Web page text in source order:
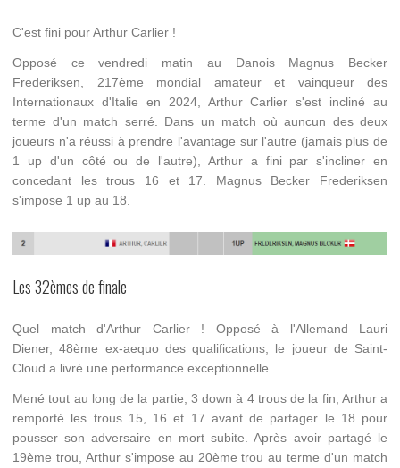
C'est fini pour Arthur Carlier !
Opposé ce vendredi matin au Danois Magnus Becker
Frederiksen, 217ème mondial amateur et vainqueur des
Internationaux d'Italie en 2024, Arthur Carlier s'est incliné au
terme d'un match serré. Dans un match où auncun des deux
joueurs n'a réussi à prendre l'avantage sur l'autre (jamais plus de
1 up d'un côté ou de l'autre), Arthur a fini par s'incliner en
concedant les trous 16 et 17. Magnus Becker Frederiksen
s'impose 1 up au 18.
Les 32èmes de finale
Quel match d'Arthur Carlier ! Opposé à l'Allemand Lauri
Diener, 48ème ex-aequo des qualifications, le joueur de Saint-
Cloud a livré une performance exceptionnelle.
Mené tout au long de la partie, 3 down à 4 trous de la fin, Arthur a
remporté les trous 15, 16 et 17 avant de partager le 18 pour
pousser son adversaire en mort subite. Après avoir partagé le
19ème trou, Arthur s'impose au 20ème trou au terme d'un match